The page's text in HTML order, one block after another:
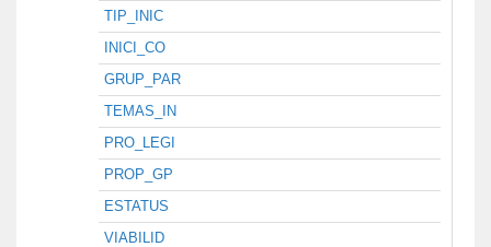
TIP_INIC
INICI_CO
GRUP_PAR
TEMAS_IN
PRO_LEGI
PROP_GP
ESTATUS
VIABILID